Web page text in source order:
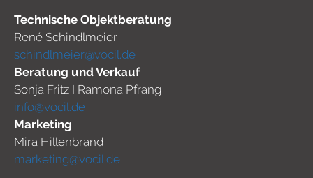
Technische Objektberatung
René Schindlmeier
schindlmeier@vocil.de
Beratung und Verkauf
Sonja Fritz I Ramona Pfrang
info@vocil.de
Marketing
Mira Hillenbrand
marketing@vocil.de